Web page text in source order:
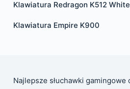
Klawiatura Redragon K512 White
Klawiatura Empire K900
Najlepsze słuchawki gamingowe